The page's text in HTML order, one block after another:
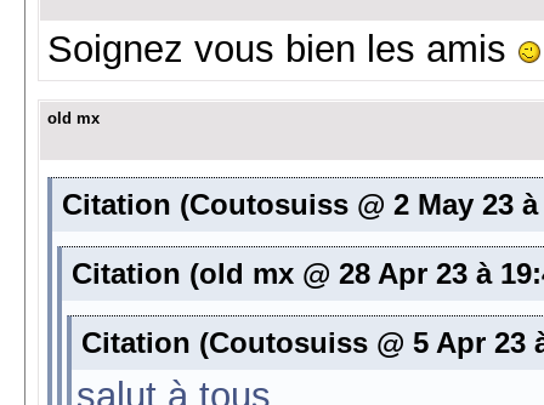
Soignez vous bien les amis
old mx
Citation (Coutosuiss @ 2 May 23
Citation (old mx @ 28 Apr 23 à
Citation (Coutosuiss @ 5 Apr 23
salut à tous